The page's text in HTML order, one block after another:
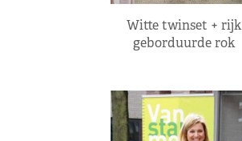
Witte twinset + rijk
geborduurde rok